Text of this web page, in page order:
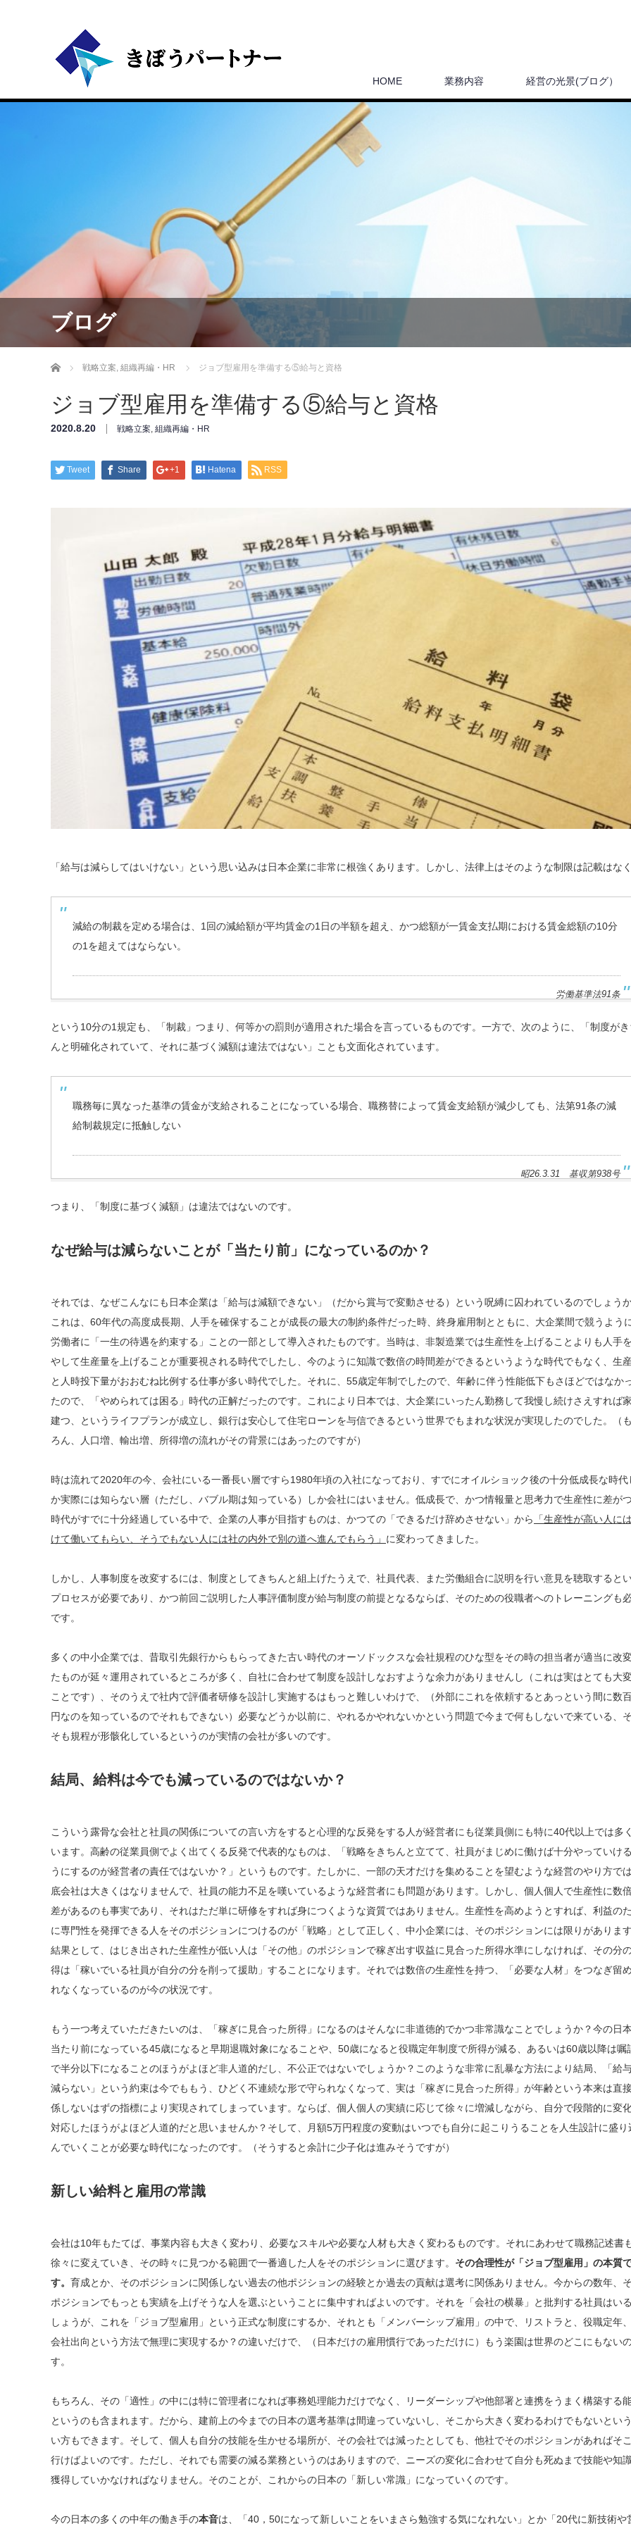
HOME 業務内容 経営の光景(ブログ）
ブログ
ホーム 戦略立案 組織再編・HR ジョブ型雇用を準備する⑤給与と資格
ジョブ型雇用を準備する⑤給与と資格
2020.8.20 戦略立案 組織再編・HR
Tweet Share +1 Hatena RSS
「給与は減らしてはいけない」という思い込みは日本企業に非常に根強くあります。しかし、法律上はそのような制限は記載はな
減給の制裁を定める場合は、1回の減給額が平均賃金の1日の半額を超え、かつ総額が一賃金支払期における賃金総額の10分
の1を超えてはならない。
労働基準法91条
という10分の1規定も、「制裁」つまり、何等かの罰則が適用された場合を言っているものです。一方で、次のように、「制度が
んと明確化されていて、それに基づく減額は違法ではない」ことも文面化されています。
職務毎に異なった基準の賃金が支給されることになっている場合、職務替によって賃金支給額が減少しても、法第91条の減
給制裁規定に抵触しない
昭26.3.31 基収第938号
つまり、「制度に基づく減額」は違法ではないのです。
なぜ給与は減らないことが「当たり前」になっているのか？
それでは、なぜこんなにも日本企業は「給与は減額できない」（だから賞与で変動させる）という呪縛に囚われているのでしょう
これは、60年代の高度成長期、人手を確保することが成長の最大の制約条件だった時、終身雇用制とともに、大企業間で競うよう
労働者に「一生の待遇を約束する」ことの一部として導入されたものです。当時は、非製造業では生産性を上げることよりも人手
やして生産量を上げることが重要視される時代でしたし、今のように知識で数倍の時間差ができるというような時代でもなく、生
と人時投下量がおおむね比例する仕事が多い時代でした。それに、55歳定年制でしたので、年齢に伴う性能低下もさほどではなか
たので、「やめられては困る」時代の正解だったのです。これにより日本では、大企業にいったん勤務して我慢し続けさえすれば
建つ、というライフプランが成立し、銀行は安心して住宅ローンを与信できるという世界でもまれな状況が実現したのでした。（
ろん、人口増、輸出増、所得増の流れがその背景にはあったのですが）
時は流れて2020年の今、会社にいる一番長い層ですら1980年頃の入社になっており、すでにオイルショック後の十分低成長な時代
か実際には知らない層（ただし、バブル期は知っている）しか会社にはいません。低成長で、かつ情報量と思考力で生産性に差が
時代がすでに十分経過している中で、企業の人事が目指すものは、かつての「できるだけ辞めさせない」から
「生産性が高い人に
けて働いてもらい、そうでもない人には社の内外で別の道へ進んでもらう」 に変わってきました。
しかし、人事制度を改変するには、制度としてきちんと組上げたうえで、社員代表、また労働組合に説明を行い意見を聴取すると
プロセスが必要であり、かつ前回ご説明した人事評価制度が給与制度の前提となるならば、そのための役職者へのトレーニングも
です。
多くの中小企業では、昔取引先銀行からもらってきた古い時代のオーソドックスな会社規程のひな型をその時の担当者が適当に改
たものが延々運用されているところが多く、自社に合わせて制度を設計しなおすような余力がありませんし（これは実はとても大
ことです）、そのうえで社内で評価者研修を設計し実施するはもっと難しいわけで、（外部にこれを依頼するとあっという間に数
円なのを知っているのでそれもできない）必要などうか以前に、やれるかやれないかという問題で今まで何もしないで来ている、
そも規程が形骸化しているというのが実情の会社が多いのです。
結局、給料は今でも減っているのではないか？
こういう露骨な会社と社員の関係についての言い方をすると心理的な反発をする人が経営者にも従業員側にも特に40代以上では多
います。高齢の従業員側でよく出てくる反発で代表的なものは、「戦略をきちんと立てて、社員がまじめに働けば十分やっていけ
うにするのが経営者の責任ではないか？」というものです。たしかに、一部の天才だけを集めることを望むような経営のやり方で
底会社は大きくはなりませんで、社員の能力不足を嘆いているような経営者にも問題があります。しかし、個人個人で生産性に数
差があるのも事実であり、それはただ単に研修をすれば身につくような資質ではありません。生産性を高めようとすれば、利益の
に専門性を発揮できる人をそのポジションにつけるのが「戦略」として正しく、中小企業には、そのポジションには限りがありま
結果として、はじき出された生産性が低い人は「その他」のポジションで稼ぎ出す収益に見合った所得水準にしなければ、その分
得は「稼いでいる社員が自分の分を削って援助」することになります。それでは数倍の生産性を持つ、「必要な人材」をつなぎ留
れなくなっているのが今の状況です。
もう一つ考えていただきたいのは、「稼ぎに見合った所得」になるのはそんなに非道徳的でかつ非常識なことでしょうか？今の日
当たり前になっている45歳になると早期退職対象になることや、50歳になると役職定年制度で所得が減る、あるいは60歳以降は嘱
で半分以下になることのほうがよほど非人道的だし、不公正ではないでしょうか？このような非常に乱暴な方法により結局、「給
減らない」という約束は今でももう、ひどく不連続な形で守られなくなって、実は「稼ぎに見合った所得」が年齢という本来は直
係しないはずの指標により実現されてしまっています。ならば、個人個人の実績に応じて徐々に増減しながら、自分で段階的に変
対応したほうがよほど人道的だと思いませんか？そして、月額5万円程度の変動はいつでも自分に起こりうることを人生設計に盛り
んでいくことが必要な時代になったのです。（そうすると余計に少子化は進みそうですが）
新しい給料と雇用の常識
会社は10年もたてば、事業内容も大きく変わり、必要なスキルや必要な人材も大きく変わるものです。それにあわせて職務記述書
徐々に変えていき、その時々に見つかる範囲で一番適した人をそのポジションに選びます。 その合理性が「ジョブ型雇用」の本質
す。 育成とか、そのポジションに関係しない過去の他ポジションの経験とか過去の貢献は選考に関係ありません。今からの数年、
ポジションでもっとも実績を上げそうな人を選ぶということに集中すればよいのです。それを「会社の横暴」と批判する社員はい
しょうが、これを「ジョブ型雇用」という正式な制度にするか、それとも「メンバーシップ雇用」の中で、リストラと、役職定年
会社出向という方法で無理に実現するか？の違いだけで、（日本だけの雇用慣行であっただけに）もう楽園は世界のどこにもない
す。
もちろん、その「適性」の中には特に管理者になれば事務処理能力だけでなく、リーダーシップや他部署と連携をうまく構築する
というのも含まれます。だから、建前上の今までの日本の選考基準は間違っていないし、そこから大きく変わるわけでもないとい
い方もできます。そして、個人も自分の技能を生かせる場所が、その会社では減ったとしても、他社でそのポジションがあればそ
行けばよいのです。ただし、それでも需要の減る業務というのはありますので、ニーズの変化に合わせて自分も死ぬまで技能や知
獲得していかなければなりません。そのことが、これからの日本の「新しい常識」になっていくのです。
今の日本の多くの中年の働き手の本音は、「40，50になって新しいことをいまさら勉強する気になれない」とか「20代に新技術や